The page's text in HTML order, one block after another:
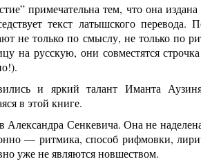
примечательна тем, что она
текст латышского
не только по смыслу, не только по
на русскую, они совместятся
и яркий талант Иманта
в этой книге.
Александра Сенкевича. Она не
— ритмика, способ рифмовки,
уже не являются новшеством.